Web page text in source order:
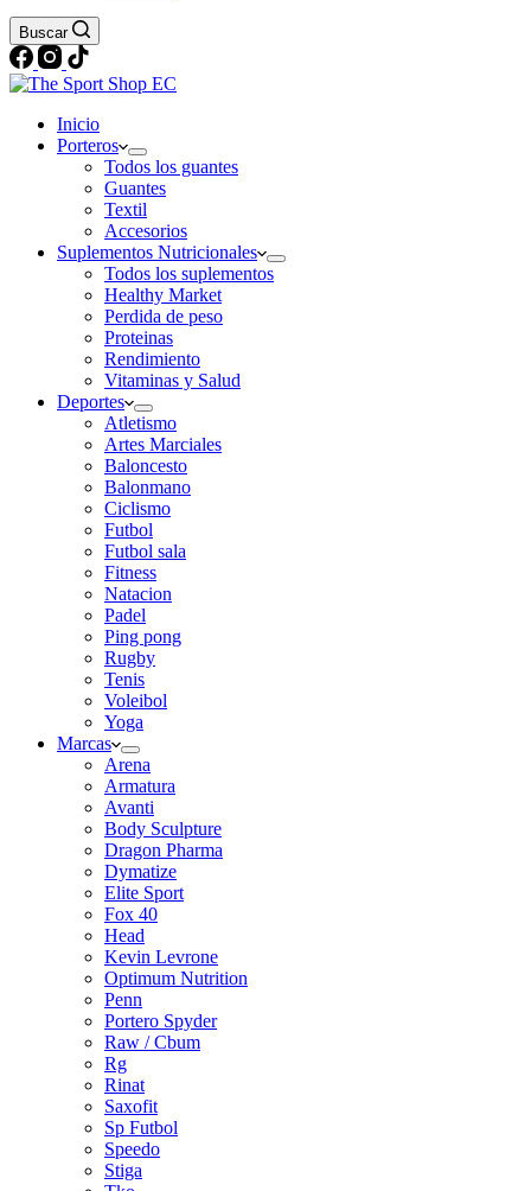
Buscar
Inicio
Porteros
Todos los guantes
Guantes
Textil
Accesorios
Suplementos Nutricionales
Todos los suplementos
Healthy Market
Perdida de peso
Proteinas
Rendimiento
Vitaminas y Salud
Deportes
Atletismo
Artes Marciales
Baloncesto
Balonmano
Ciclismo
Futbol
Futbol sala
Fitness
Natacion
Padel
Ping pong
Rugby
Tenis
Voleibol
Yoga
Marcas
Arena
Armatura
Avanti
Body Sculpture
Dragon Pharma
Dymatize
Elite Sport
Fox 40
Head
Kevin Levrone
Optimum Nutrition
Penn
Portero Spyder
Raw / Cbum
Rg
Rinat
Saxofit
Sp Futbol
Speedo
Stiga